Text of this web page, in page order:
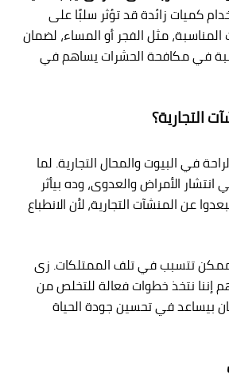
كميات زائدة قد تؤثر سلبًا على
مثل الفجر أو المساء، لضمان
في مكافحة الحشرات يساهم في
التجارية؟
في البيوت والمحال التجارية. لما
الأمراض والعدوى، وده بيأثر
عن المنشآت التجارية، لأن الانطباع
ممكن تتسبب في تلف الممتلكات. زى
إننا نتخذ خطوات فعالة للتخلص من
بيساعد في تحسين جودة الحياة